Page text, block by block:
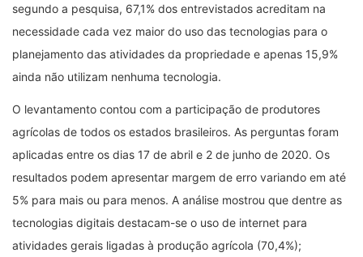
segundo a pesquisa, 67,1% dos entrevistados acreditam na
necessidade cada vez maior do uso das tecnologias para o
planejamento das atividades da propriedade e apenas 15,9%
ainda não utilizam nenhuma tecnologia.
O levantamento contou com a participação de produtores
agrícolas de todos os estados brasileiros. As perguntas foram
aplicadas entre os dias 17 de abril e 2 de junho de 2020. Os
resultados podem apresentar margem de erro variando em até
5% para mais ou para menos. A análise mostrou que dentre as
tecnologias digitais destacam-se o uso de internet para
atividades gerais ligadas à produção agrícola (70,4%);